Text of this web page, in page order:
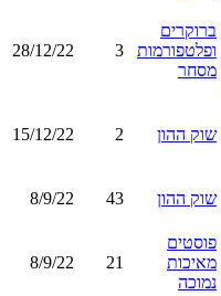
ברוקרים
ופלטפורמות
מסחר
3
28/12/22
שוק ההון 2
15/12/22
שוק ההון 43
8/9/22
פוסטים
מאיכות
נמוכה
21
8/9/22